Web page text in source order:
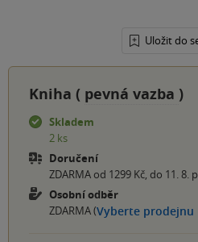
Uložit do
Kniha ( pevná vazba )
Skladem
2 ks
Doručení
ZDARMA od 1299 Kč, do 11. 8.
Osobní odběr
ZDARMA (Vyberte prodejnu